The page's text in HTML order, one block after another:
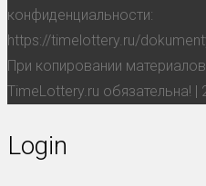
конфиденциальности:
https://timelottery.ru/
При копировании
TimeLottery.ru обязательна!
Login